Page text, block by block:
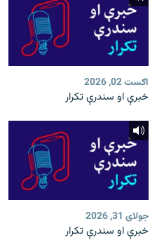
اګست 02, 2026
خبرې او سندرې تکرار
جولای 31, 2026
خبرې او سندرې تکرار